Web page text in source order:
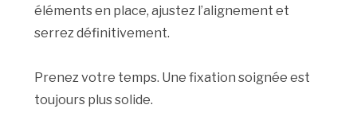
éléments en place, ajustez l’alignement et
serrez définitivement.
Prenez votre temps. Une fixation soignée est
toujours plus solide.